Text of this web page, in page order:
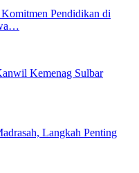
Pendidikan di
Kemenag Sulbar
Langkah Penting